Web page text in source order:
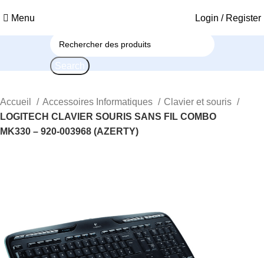
Menu Login / Register
Search
Accueil Accessoires Informatiques
Clavier et souris
LOGITECH CLAVIER SOURIS SANS FIL COMBO
MK330 – 920-003968 (AZERTY)